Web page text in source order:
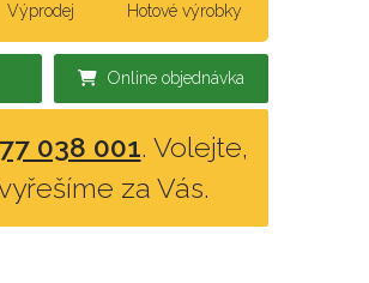
Výprodej Hotové výrobky
Online objednávka
038 001. Volejte,
za Vás.